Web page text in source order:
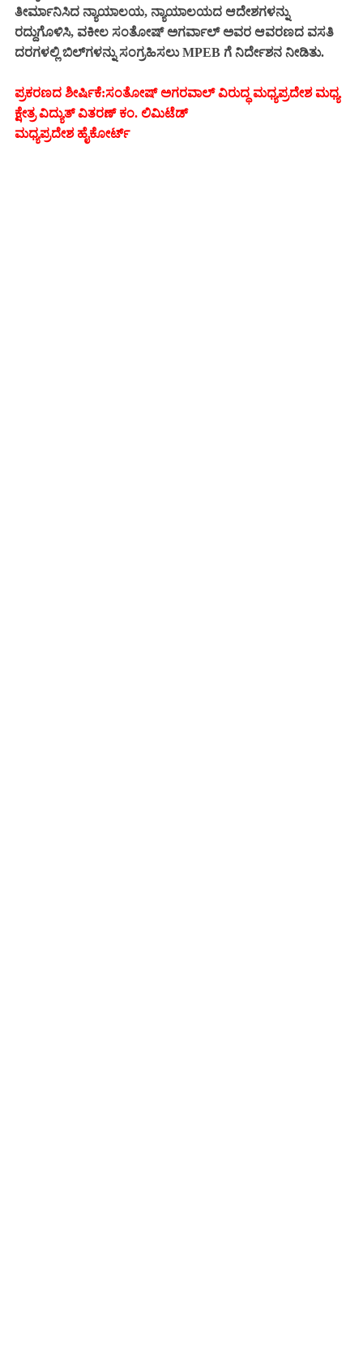
ತೀರ್ಮಾನಿಸಿದ ನ್ಯಾಯಾಲಯ, ನ್ಯಾಯಾಲಯದ ಆದೇಶಗಳನ್ನು
ರದ್ದುಗೊಳಿಸಿ, ವಕೀಲ ಸಂತೋಷ್ ಅಗರ್ವಾಲ್ ಅವರ ಆವರಣದ ವಸತಿ
ದರಗಳಲ್ಲಿ ಬಿಲ್‌ಗಳನ್ನು ಸಂಗ್ರಹಿಸಲು MPEB ಗೆ ನಿರ್ದೇಶನ ನೀಡಿತು.
ಪ್ರಕರಣದ ಶೀರ್ಷಿಕೆ:ಸಂತೋಷ್ ಅಗರವಾಲ್ ವಿರುದ್ಧ ಮಧ್ಯಪ್ರದೇಶ ಮಧ್ಯ
ಕ್ಷೇತ್ರ ವಿದ್ಯುತ್ ವಿತರಣ್ ಕಂ. ಲಿಮಿಟೆಡ್
ಮಧ್ಯಪ್ರದೇಶ ಹೈಕೋರ್ಟ್‌